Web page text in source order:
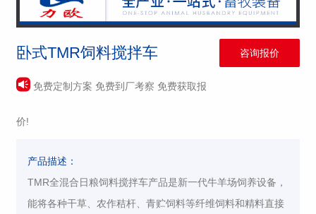
卧式TMR饲料搅拌车
免费定制方案 免费到厂考察 免费获取报
价!
咨询报价
产品描述：
TMR全混合日粮饲料搅拌车产品是新一代牛羊场饲养设备，
能将各种干草、农作秸杆、青贮饲料等纤维饲料和精料直接